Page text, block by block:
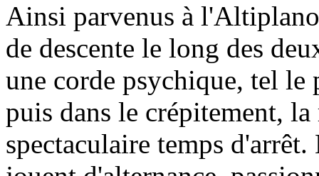
Ainsi parvenus à
de descente le long des
une corde psychique, tel le
puis dans le crépitement,
spectaculaire temps